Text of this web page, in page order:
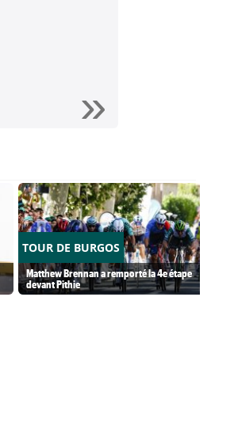
TOUR DE BURGOS
Matthew Brennan a remporté la 4e étape
devant Pithie